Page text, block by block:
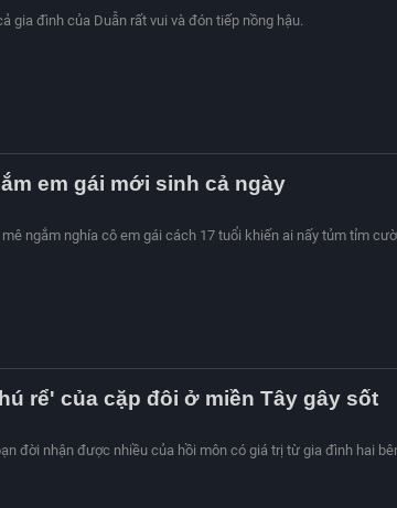
gia đình của Duẫn rất vui và đón tiếp nồng hậu.
em gái mới sinh cả ngày
ngắm nghía cô em gái cách 17 tuổi khiến ai nấy tủm tỉm
rể' của cặp đôi ở miền Tây gây sốt
đời nhận được nhiều của hồi môn có giá trị từ gia đình hai